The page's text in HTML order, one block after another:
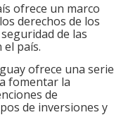
ofrece un marco
derechos de los
de las
el país.
ofrece una serie
fomentar la
de
de inversiones y